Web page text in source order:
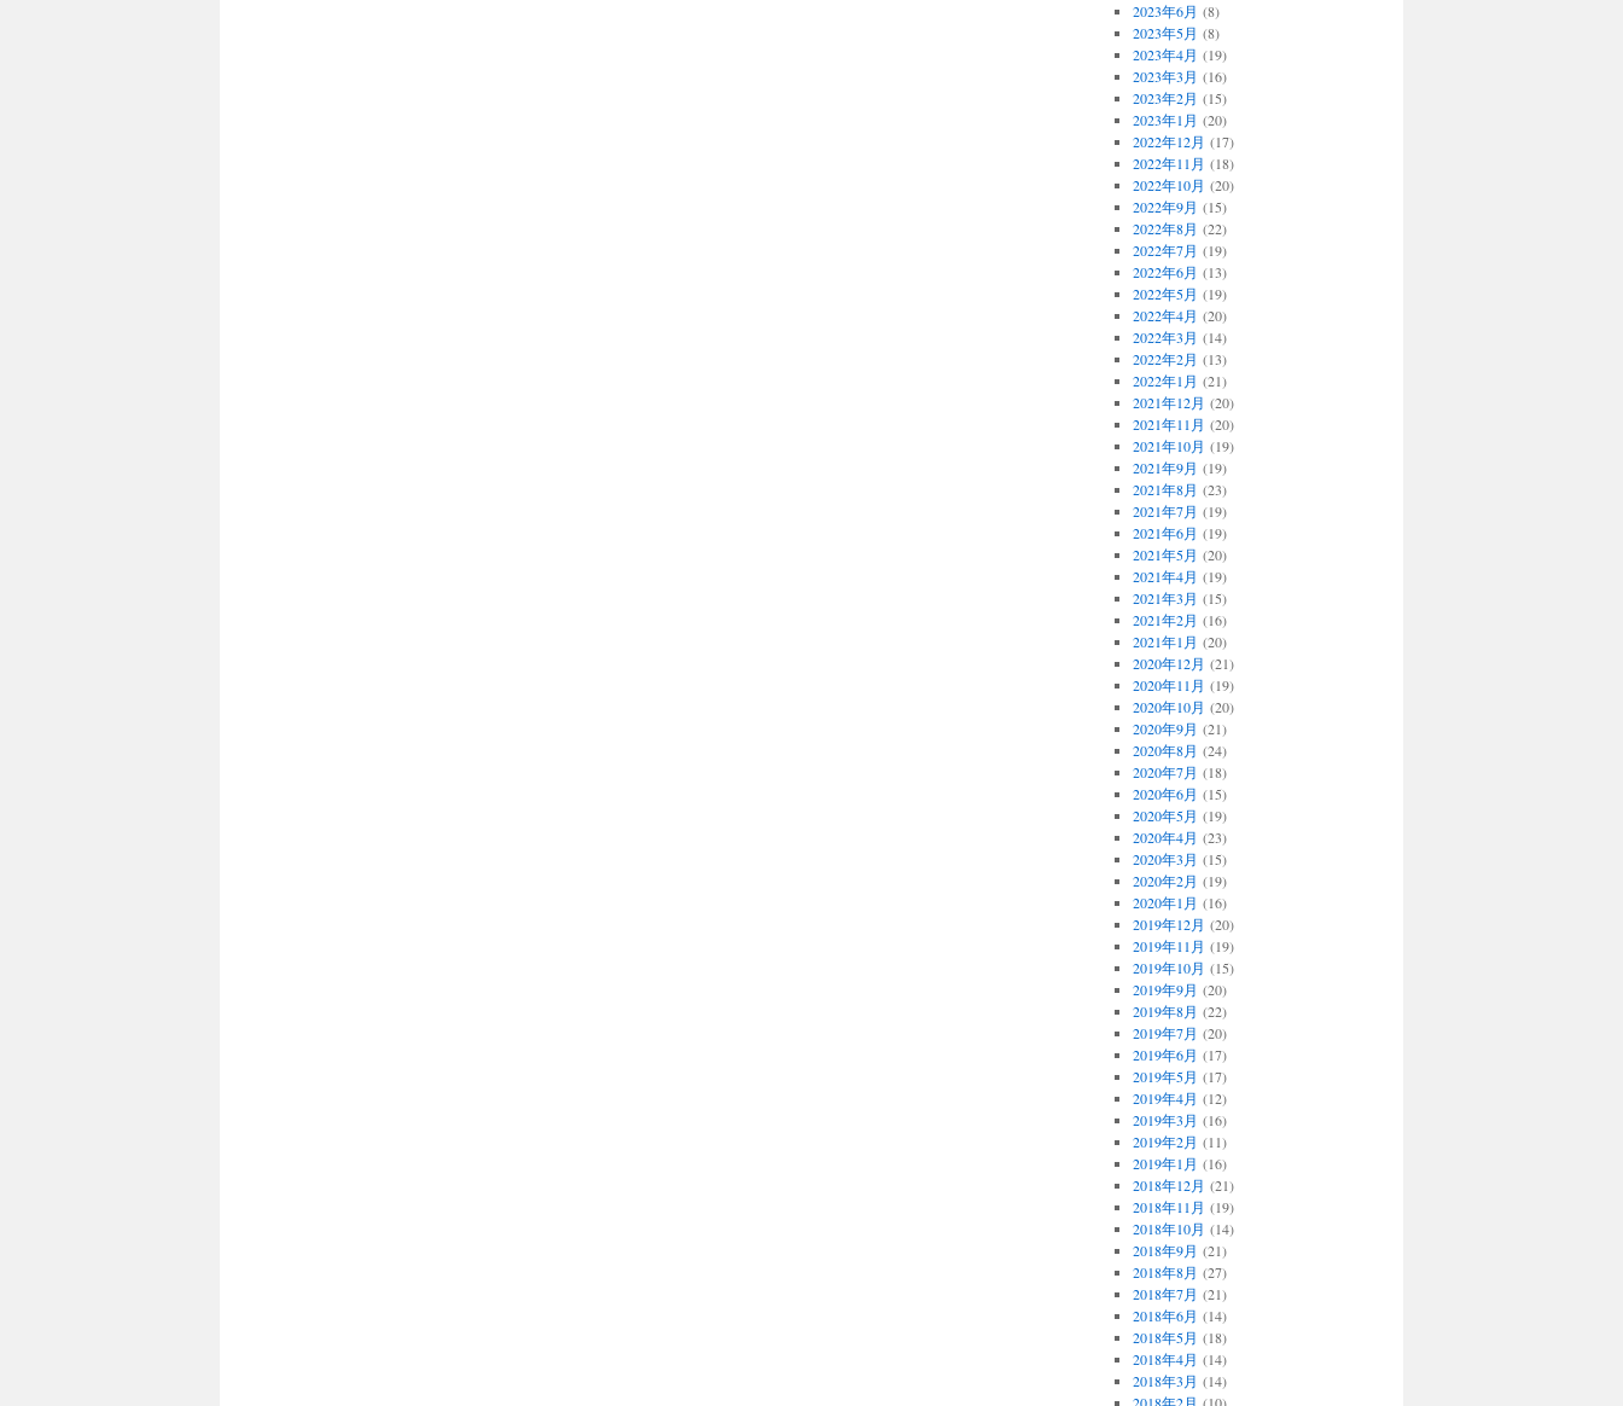
2023年6月 (8)
2023年5月 (8)
2023年4月 (19)
2023年3月 (16)
2023年2月 (15)
2023年1月 (20)
2022年12月 (17)
2022年11月 (18)
2022年10月 (20)
2022年9月 (15)
2022年8月 (22)
2022年7月 (19)
2022年6月 (13)
2022年5月 (19)
2022年4月 (20)
2022年3月 (14)
2022年2月 (13)
2022年1月 (21)
2021年12月 (20)
2021年11月 (20)
2021年10月 (19)
2021年9月 (19)
2021年8月 (23)
2021年7月 (19)
2021年6月 (19)
2021年5月 (20)
2021年4月 (19)
2021年3月 (15)
2021年2月 (16)
2021年1月 (20)
2020年12月 (21)
2020年11月 (19)
2020年10月 (20)
2020年9月 (21)
2020年8月 (24)
2020年7月 (18)
2020年6月 (15)
2020年5月 (19)
2020年4月 (23)
2020年3月 (15)
2020年2月 (19)
2020年1月 (16)
2019年12月 (20)
2019年11月 (19)
2019年10月 (15)
2019年9月 (20)
2019年8月 (22)
2019年7月 (20)
2019年6月 (17)
2019年5月 (17)
2019年4月 (12)
2019年3月 (16)
2019年2月 (11)
2019年1月 (16)
2018年12月 (21)
2018年11月 (19)
2018年10月 (14)
2018年9月 (21)
2018年8月 (27)
2018年7月 (21)
2018年6月 (14)
2018年5月 (18)
2018年4月 (14)
2018年3月 (14)